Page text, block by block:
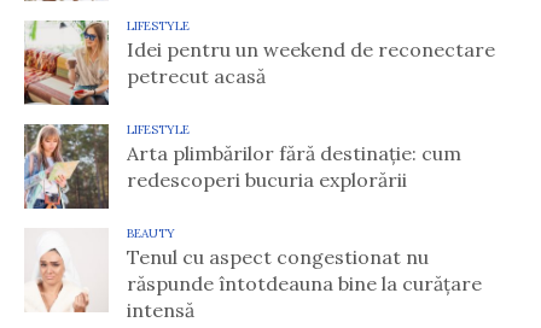
LIFESTYLE
Idei pentru un weekend de reconectare
petrecut acasă
LIFESTYLE
Arta plimbărilor fără destinație: cum
redescoperi bucuria explorării
BEAUTY
Tenul cu aspect congestionat nu
răspunde întotdeauna bine la curățare
intensă